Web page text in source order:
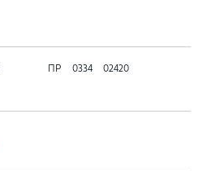
ПР 0334 02420